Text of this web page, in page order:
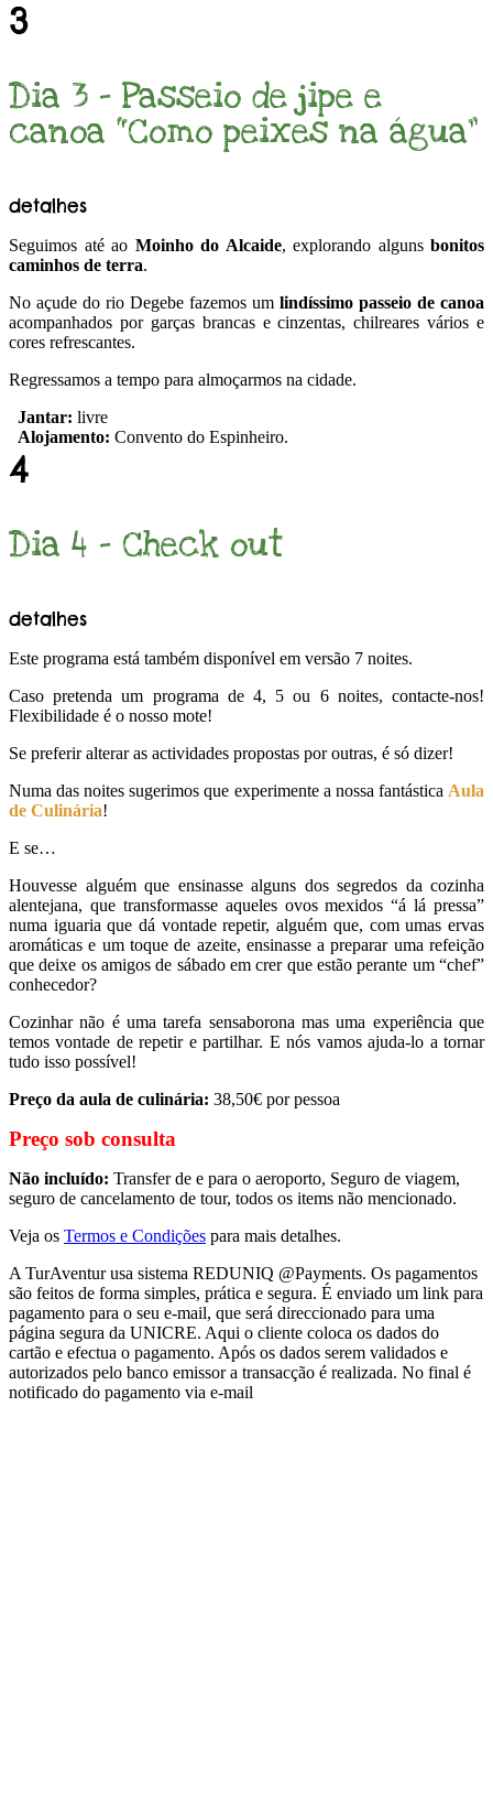
3
Dia 3 - Passeio de jipe e
canoa “Como peixes na água”
detalhes
Seguimos até ao Moinho do Alcaide, explorando alguns bonitos
caminhos de terra.
No açude do rio Degebe fazemos um lindíssimo passeio de canoa
acompanhados por garças brancas e cinzentas, chilreares vários e
cores refrescantes.
Regressamos a tempo para almoçarmos na cidade.
Jantar: livre
Alojamento: Convento do Espinheiro.
4
Dia 4 - Check out
detalhes
Este programa está também disponível em versão 7 noites.
Caso pretenda um programa de 4, 5 ou 6 noites, contacte-nos!
Flexibilidade é o nosso mote!
Se preferir alterar as actividades propostas por outras, é só dizer!
Numa das noites sugerimos que experimente a nossa fantástica Aula
de Culinária!
E se…
Houvesse alguém que ensinasse alguns dos segredos da cozinha
alentejana, que transformasse aqueles ovos mexidos “á lá pressa”
numa iguaria que dá vontade repetir, alguém que, com umas ervas
aromáticas e um toque de azeite, ensinasse a preparar uma refeição
que deixe os amigos de sábado em crer que estão perante um “chef”
conhecedor?
Cozinhar não é uma tarefa sensaborona mas uma experiência que
temos vontade de repetir e partilhar. E nós vamos ajuda-lo a tornar
tudo isso possível!
Preço da aula de culinária: 38,50€ por pessoa
Preço sob consulta
Não incluído: Transfer de e para o aeroporto, Seguro de viagem,
seguro de cancelamento de tour, todos os items não mencionado.
Veja os Termos e Condições para mais detalhes.
A TurAventur usa sistema REDUNIQ @Payments. Os pagamentos
são feitos de forma simples, prática e segura. É enviado um link para
pagamento para o seu e-mail, que será direccionado para uma
página segura da UNICRE. Aqui o cliente coloca os dados do
cartão e efectua o pagamento. Após os dados serem validados e
autorizados pelo banco emissor a transacção é realizada. No final é
notificado do pagamento via e-mail